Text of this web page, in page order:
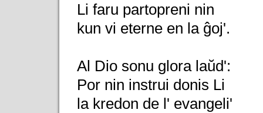
Li faru partopreni nin
kun vi eterne en la ĝoj'.
Al Dio sonu glora laŭd':
Por nin instrui donis Li
la kredon de l' evangeli'